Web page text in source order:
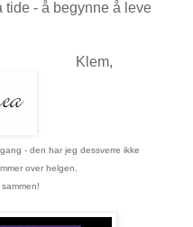
tide - å begynne å leve
- den har jeg dessverre ikke
over helgen.